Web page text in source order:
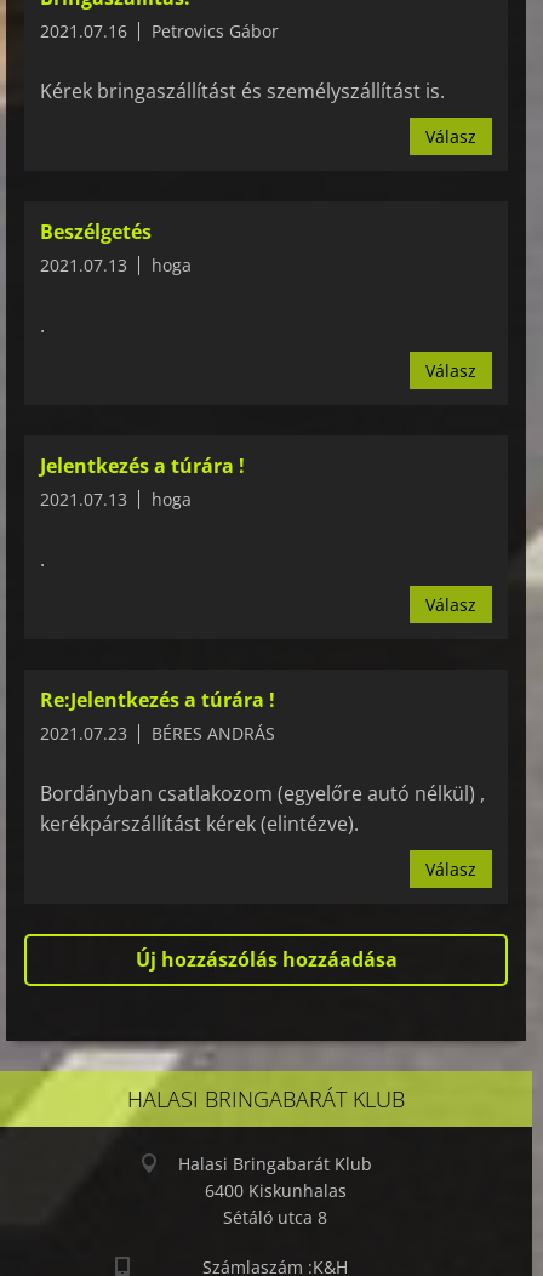
2021.07.16 Petrovics Gábor
Kérek bringaszállítást és személyszállítást is.
Válasz
Beszélgetés
2021.07.13 hoga
.
Válasz
Jelentkezés a túrára !
2021.07.13 hoga
.
Válasz
Re:Jelentkezés a túrára !
2021.07.23 BÉRES ANDRÁS
Bordányban csatlakozom (egyelőre autó nélkül) ,
kerékpárszállítást kérek (elintézve).
Válasz
Új hozzászólás hozzáadása
HALASI BRINGABARÁT KLUB
Halasi Bringabarát Klub
6400 Kiskunhalas
Sétáló utca 8
Számlaszám :K&H